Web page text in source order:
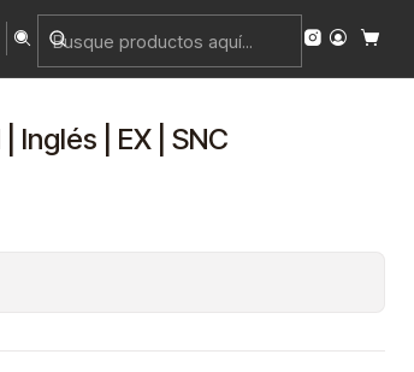
Inglés | EX | SNC